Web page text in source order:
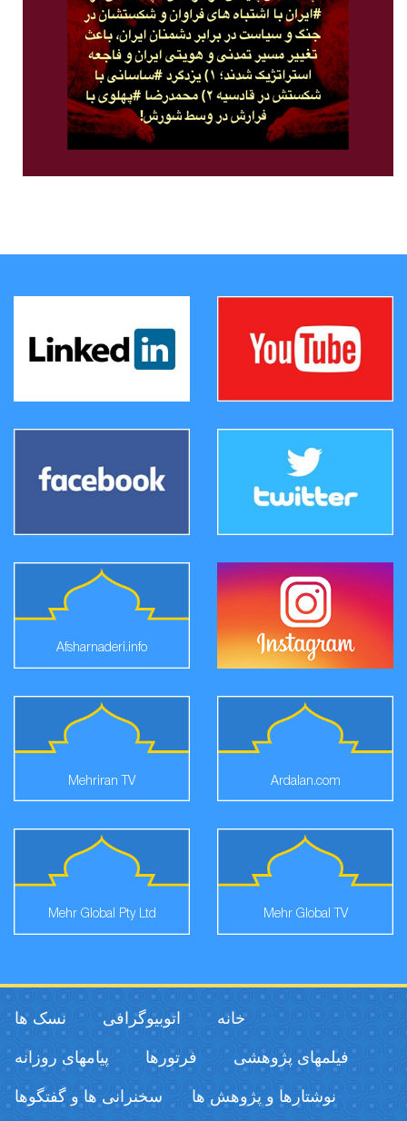
Afsharnaderi.info
Ardalan.com
Mehriran TV
Mehr Global TV
Mehr Global Pty Ltd
خانه اتوبیوگرافی نسک ها
فیلمهای پژوهشی فرتورها پیامهای روزانه
نوشتارها و پژوهش ها سخنرانی ها و گفتگوها